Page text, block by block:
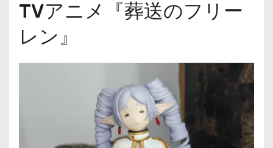
TVアニメ『葬送のフリー
レン』